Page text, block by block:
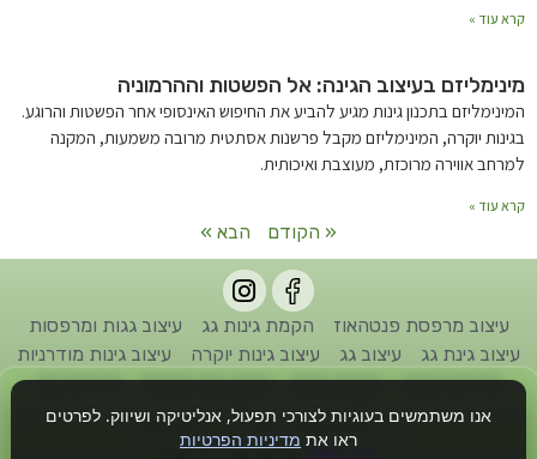
אנו משתמשים בעוגיות לצורכי תפעול, אנליטיקה ושיווק. לפרטים
ראו את מדיניות הפרטיות
קרא עוד »
מינימליזם בעיצוב הגינה: אל הפשטות וההרמוניה
המינימליזם בתכנון גינות מגיע להביע את החיפוש האינסופי אחר הפשטות והרוגע.
בגינות יוקרה, המינימליזם מקבל פרשנות אסתטית מרובה משמעות, המקנה
למרחב אווירה מרוכזת, מעוצבת ואיכותית.
קרא עוד »
« הקודם הבא »
עיצוב מרפסת פנטהאוז הקמת גינות גג
עיצוב גגות ומרפסות
עיצוב גינת גג
עיצוב גג עיצוב גינות יוקרה
עיצוב גינות מודרניות
אדריכל גינות
הקמת גינות תכנון גינה פרטית אדריכל נוף
כל הזכויות שמורות לחברת גן דיזיין © 2022